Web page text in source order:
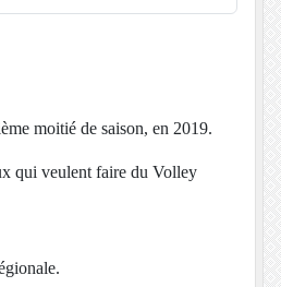
moitié de saison, en 2019.
qui veulent faire du Volley